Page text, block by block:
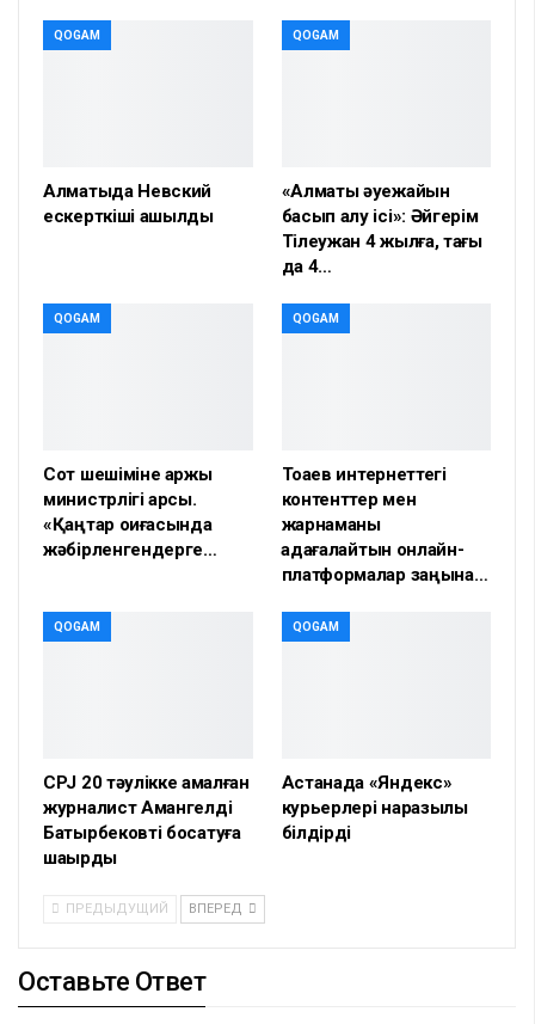
QOGAM
Алматыда Невский
ескерткіші ашылды
QOGAM
«Алматы әуежайын
басып алу ісі»: Әйгерім
Тілеужан 4 жылға, тағы
да 4…
QOGAM
Сот шешіміне қаржы
министрлігі қарсы.
«Қаңтар оқиғасында
жәбірленгендерге…
QOGAM
Тоқаев интернеттегі
контенттер мен
жарнаманы
қадағалайтын онлайн-
платформалар заңына…
QOGAM
CPJ 20 тәулікке қамалған
журналист Амангелді
Батырбековті босатуға
шақырды
QOGAM
Астанада «Яндекс»
курьерлері наразылық
білдірді
ПРЕДЫДУЩИЙ ВПЕРЕД
Оставьте Ответ